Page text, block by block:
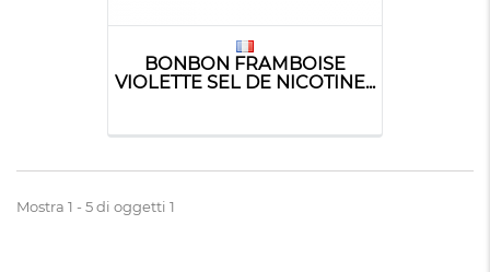
BONBON FRAMBOISE
VIOLETTE SEL DE NICOTINE...
Mostra 1 - 5 di oggetti 1